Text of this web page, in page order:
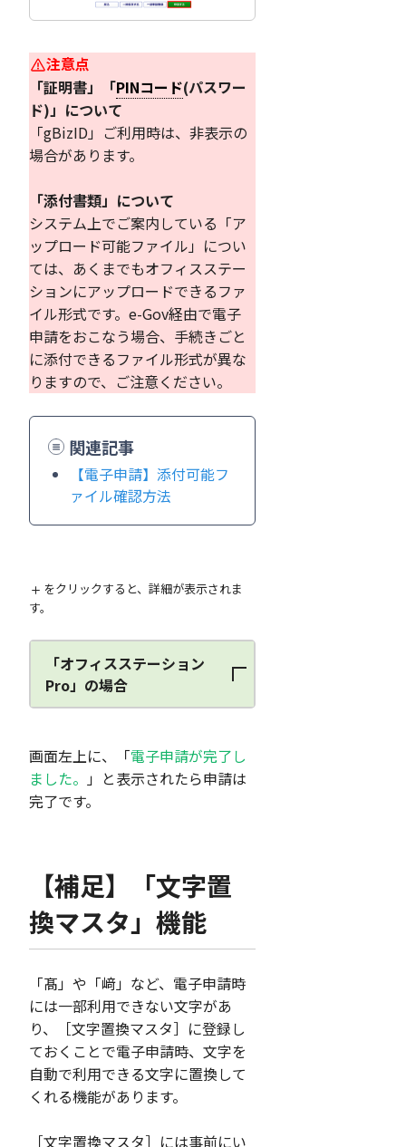
注意点
「証明書」「PINコード(パスワー
ド)」について
「gBizID」ご利用時は、非表示の
場合があります。
「添付書類」について
システム上でご案内している「ア
ップロード可能ファイル」につい
ては、あくまでもオフィスステー
ションにアップロードできるファ
イル形式です。e-Gov経由で電子
申請をおこなう場合、手続きごと
に添付できるファイル形式が異な
りますので、ご注意ください。
関連記事
【電子申請】添付可能フ
ァイル確認方法
をクリックすると、詳細が表示されま
す。
「オフィスステーション
Pro」の場合
画面左上に、「電子申請が完了し
ました。 」と表示されたら申請は
完了です。
【補足】「文字置
換マスタ」機能
「髙」や「﨑」など、電子申請時
には一部利用できない文字があ
り、［文字置換マスタ］に登録し
ておくことで電子申請時、文字を
自動で利用できる文字に置換して
くれる機能があります。
［文字置換マスタ］には事前にい